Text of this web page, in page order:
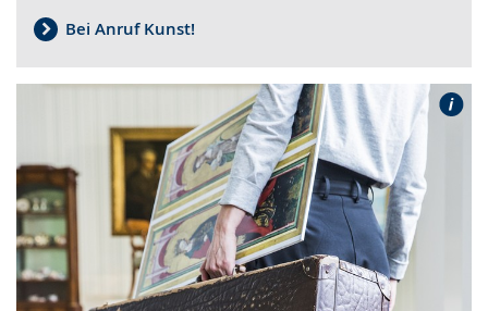
Bei Anruf Kunst!